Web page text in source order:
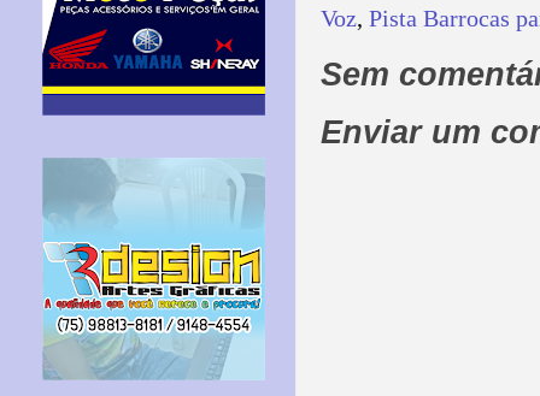
Voz, Pista Barrocas
Sem
Enviar um